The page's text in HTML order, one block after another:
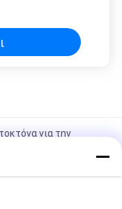
για την
εντομοκτόνα